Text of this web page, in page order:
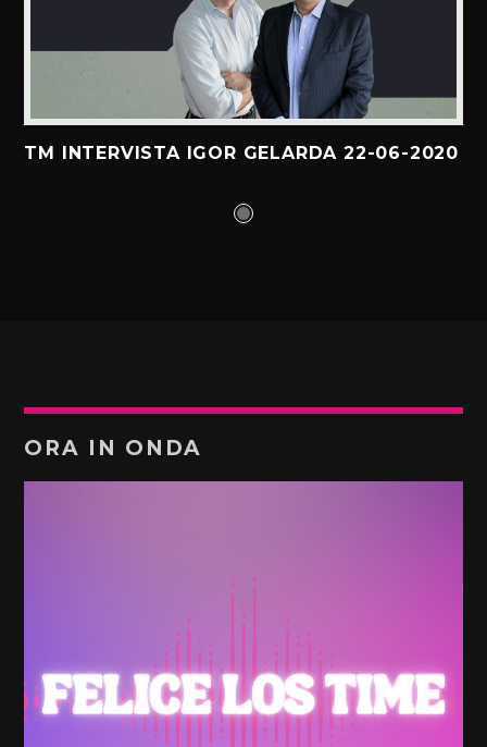
TM INTERVISTA IGOR GELARDA 22-06-2020
ORA IN ONDA